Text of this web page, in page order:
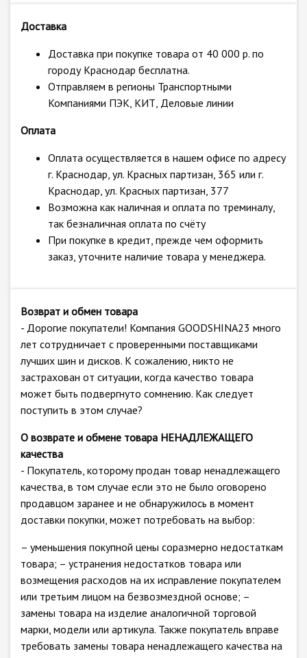
Доставка
Доставка при покупке товара от 40 000 р. по
городу Краснодар бесплатна.
Отправляем в регионы Транспортными
Компаниями ПЭК, КИТ, Деловые линии
Оплата
Оплата осуществляется в нашем офисе по адресу
г. Краснодар, ул. Красных партизан, 365 или г.
Краснодар, ул. Красных партизан, 377
Возможна как наличная и оплата по треминалу,
так безналичная оплата по счёту
При покупке в кредит, прежде чем оформить
заказ, уточните наличие товара у менеджера.
Возврат и обмен товара
- Дорогие покупатели! Компания GOODSHINA23 много
лет сотрудничает с проверенными поставщиками
лучших шин и дисков. К сожалению, никто не
застрахован от ситуации, когда качество товара
может быть подвергнуто сомнению. Как следует
поступить в этом случае?
О возврате и обмене товара НЕНАДЛЕЖАЩЕГО
качества
- Покупатель, которому продан товар ненадлежащего
качества, в том случае если это не было оговорено
продавцом заранее и не обнаружилось в момент
доставки покупки, может потребовать на выбор:
– уменьшения покупной цены соразмерно недостаткам
товара; – устранения недостатков товара или
возмещения расходов на их исправление покупателем
или третьим лицом на безвозмездной основе; –
замены товара на изделие аналогичной торговой
марки, модели или артикула. Также покупатель вправе
требовать замены товара ненадлежащего качества на